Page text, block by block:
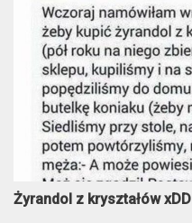
Żyrandol z kryształów xDD